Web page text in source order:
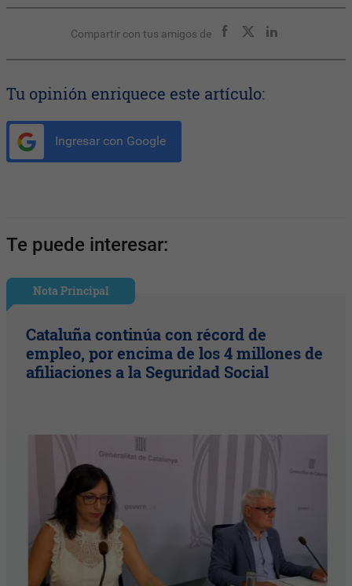
Compartir con tus amigos de
Tu opinión enriquece este artículo:
Ingresar con Google
Te puede interesar:
Nota Principal
Cataluña continúa con récord de
empleo, por encima de los 4 millones de
afiliaciones a la Seguridad Social